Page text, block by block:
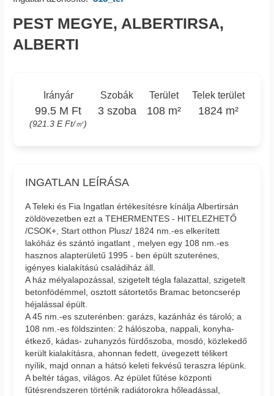
PEST MEGYE, ALBERTIRSA,
ALBERTI
Irányár
99.5 M Ft
(921.3 E Ft/㎡)
Szobák
3 szoba
Terület
108 m²
Telek terület
1824 m²
INGATLAN LEÍRÁSA
A Teleki és Fia Ingatlan értékesítésre kínálja Albertirsán
zöldövezetben ezt a TEHERMENTES - HITELEZHETŐ
/CSOK+, Start otthon Plusz/ 1824 nm.-es elkerített
lakóház és szántó ingatlant , melyen egy 108 nm.-es
hasznos alapterületű 1995 - ben épült szuterénes,
igényes kialakítású családiház áll.
A ház mélyalapozással, szigetelt tégla falazattal, szigetelt
betonfödémmel, osztott sátortetős Bramac betoncserép
héjalással épült.
A 45 nm.-es szuterénben: garázs, kazánház és tároló; a
108 nm.-es földszinten: 2 hálószoba, nappali, konyha-
étkező, kádas- zuhanyzós fürdőszoba, mosdó, közlekedő
került kialakításra, ahonnan fedett, üvegezett télikert
nyílik, majd onnan a hátsó keleti fekvésű teraszra lépünk.
A beltér tágas, világos. Az épület fűtése központi
fűtésrendszeren történik radiátorokra hőleadással,